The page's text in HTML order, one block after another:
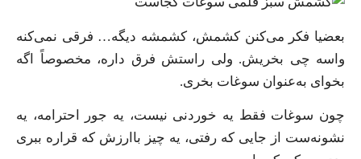
بعضیا فکر می‌کنن کشمش، کشمشه دیگه… فرقی نمی‌کنه
واسه چی بخریش. ولی راستش فرق داره، مخصوصاً اگه
بخوای به‌عنوان سوغات بخری.
چون سوغات فقط یه خوردنی نیست، یه جور احترامه، یه
نشونه‌ست از جایی که رفتی، یه چیز باارزش که قراره ببری